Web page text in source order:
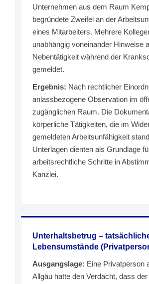
Unternehmen aus dem Raum
begründete Zweifel an der
eines Mitarbeiters. Mehrere
unabhängig voneinander Hinweise
Nebentätigkeit während der
gemeldet.
Ergebnis: Nach rechtlicher
anlassbezogene Observation im
zugänglichen Raum. Die
körperliche Tätigkeiten, die im
gemeldeten Arbeitsunfähigkeit
Unterlagen dienten als Grundlage
arbeitsrechtliche Schritte in
Kanzlei.
Unterhaltsbetrug –
Lebensumstände
Ausgangslage: Eine Privatperson
Allgäu hatte den Verdacht, dass der